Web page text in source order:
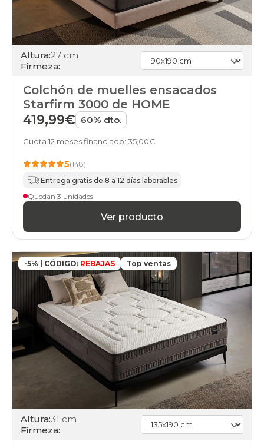
Altura:27 cm
Firmeza:
Colchón de muelles ensacados
Starfirm 3000 de HOME
419,99€ 60% dto.
Cuota 12 meses financiado: 35,00€
5(148)
Entrega gratis de 8 a 12 días laborables
Quedan 3 unidades
Ver producto
-5% | CÓDIGO: REBAJAS Top ventas
Altura:31 cm
Firmeza: